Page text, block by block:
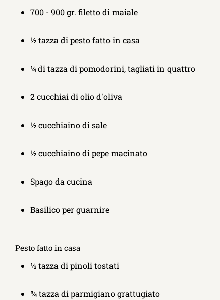
700 - 900 gr. filetto di maiale
½ tazza di pesto fatto in casa
¼ di tazza di pomodorini, tagliati in quattro
2 cucchiai di olio d'oliva
½ cucchiaino di sale
½ cucchiaino di pepe macinato
Spago da cucina
Basilico per guarnire
Pesto fatto in casa
½ tazza di pinoli tostati
¾ tazza di parmigiano grattugiato